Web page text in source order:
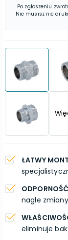
Po zgłoszeniu
Nie musisz nic
ŁATWY
nagłe
eliminuje